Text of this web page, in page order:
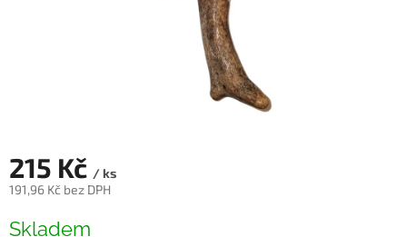
215 Kč / ks
191,96 Kč bez DPH
cena:
Skladem